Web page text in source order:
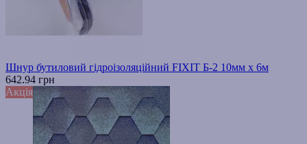
Шнур бутиловий гідроізоляційний FIXIT Б-2 10мм х 6м
642.94 грн
Акція